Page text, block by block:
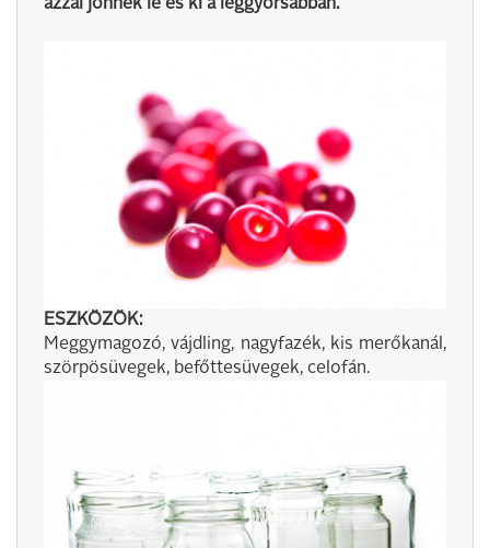
azzal jönnek le és ki a leggyorsabban.
ESZKÖZÖK:
Meggymagozó, vájdling, nagyfazék, kis merőkanál,
szörpösüvegek, befőttesüvegek, celofán.